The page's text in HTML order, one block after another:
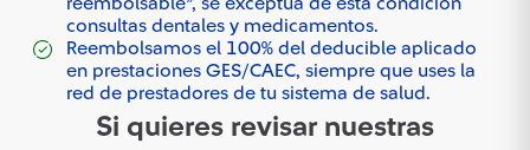
consultas dentales y medicamentos.
Reembolsamos el 100% del deducible aplicado
en prestaciones GES/CAEC, siempre que uses la
red de prestadores de tu sistema de salud.
Si quieres revisar nuestras